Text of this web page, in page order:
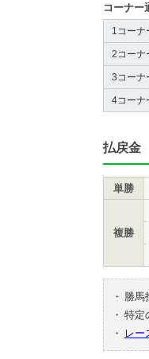
コーナー
1コーナ
2コーナ
3コーナ
4コーナ
払戻金
単勝
複勝
・
勝馬
・ 特定
・
レー